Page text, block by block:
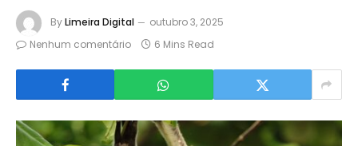
ByLimeira Digital
outubro 3, 2025
Nenhum comentário
6 Mins Read